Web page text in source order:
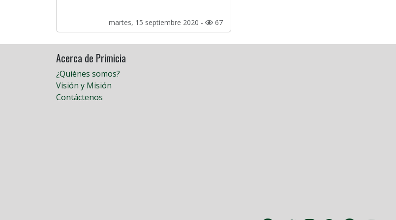
martes, 15 septiembre 2020 - 67
Acerca de Primicia
¿Quiénes somos?
Visión y Misión
Contáctenos